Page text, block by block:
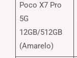
Poco X7 Pro
5G
12GB/512GB
(Amarelo)